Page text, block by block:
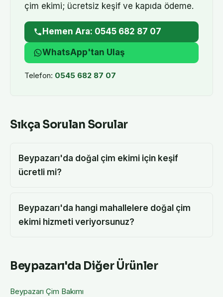
çim ekimi; ücretsiz keşif ve kapıda ödeme.
Hemen Ara: 0545 682 87 07
WhatsApp'tan Ulaş
Telefon: 0545 682 87 07
Sıkça Sorulan Sorular
Beypazarı'da doğal çim ekimi için keşif
ücretli mi?
Beypazarı'da hangi mahallelere doğal çim
ekimi hizmeti veriyorsunuz?
Beypazarı'da Diğer Ürünler
Beypazarı Çim Bakımı